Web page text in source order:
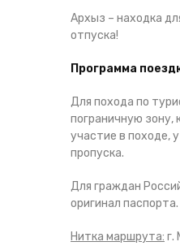
Архыз – находка
отпуска!
Программа
Для похода по
пограничную зону,
участие в походе,
пропуска.
Для граждан
оригинал паспорта.
Нитка маршрута: г.